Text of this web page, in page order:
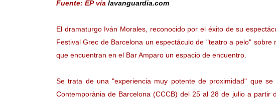
Fuente: EP vía lavanguardia.com
El dramaturgo Iván Morales, reconocido por el éxito de su
Festival Grec de Barcelona un espectáculo de "teatro a pelo"
que encuentran en el Bar Amparo un espacio de encuentro.
Se trata de una "experiencia muy potente de proximidad" que
Contemporània de Barcelona (CCCB) del 25 al 28 de julio a